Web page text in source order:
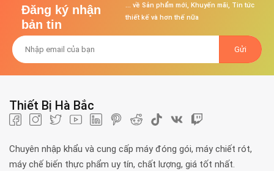
Đăng ký nhận
bản tin
... về Sản phẩm mới, Khuyến mãi, Tin tức
thiết kế và hơn thế nữa
Thiết Bị Hà Bắc
Chuyên nhập khẩu và cung cấp máy đóng gói, máy chiết rót,
máy chế biến thực phẩm uy tín, chất lượng, giá tốt nhất.